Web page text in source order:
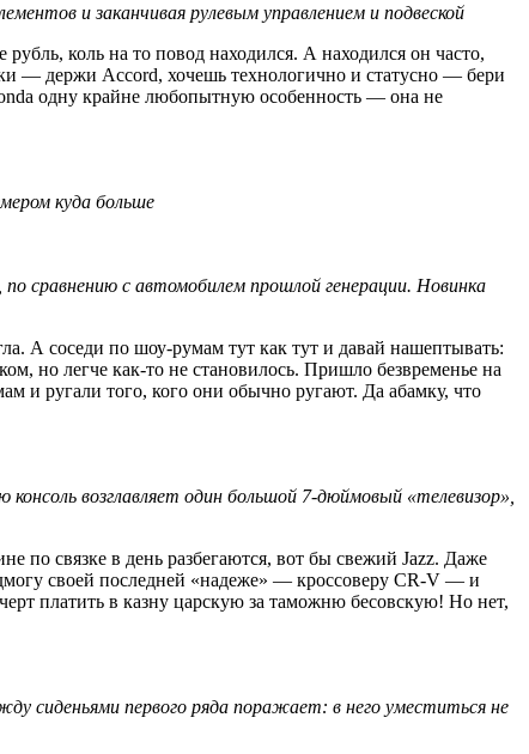
и заканчивая рулевым управлением и подвеской
коль на то повод находился. А находился он часто,
— держи Accord, хочешь технологично и статусно — бери
одну крайне любопытную особенность — она не
куда больше
сравнению с автомобилем прошлой генерации. Новинка
А соседи по шоу-румам тут как тут и давай нашептывать:
но легче как-то не становилось. Пришло безвременье на
и ругали того, кого они обычно ругают. Да абамку, что
возглавляет один большой 7-дюймовый «телевизор»,
по связке в день разбегаются, вот бы свежий Jazz. Даже
своей последней «надеже» — кроссоверу CR-V — и
платить в казну царскую за таможню бесовскую! Но нет,
сиденьями первого ряда поражает: в него уместиться не